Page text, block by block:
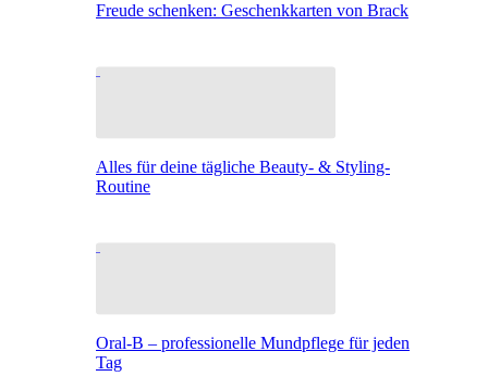
Freude schenken: Geschenkkarten von Brack
Alles für deine tägliche Beauty- & Styling-
Routine
Oral-B – professionelle Mundpflege für jeden
Tag